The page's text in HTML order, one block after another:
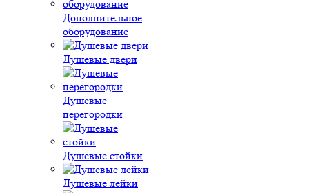
Дополнительное
оборудование
Душевые двери
Душевые
перегородки
Душевые стойки
Душевые лейки